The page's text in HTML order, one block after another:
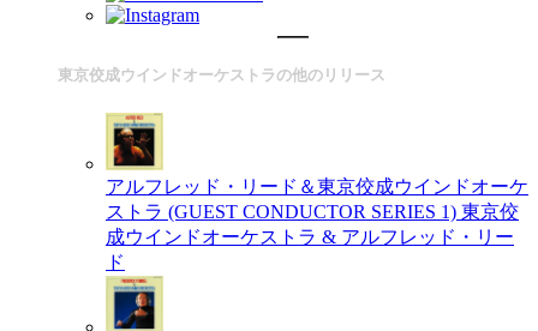
東京佼成ウインドオーケストラの他のリリース
アルフレッド・リード＆東京佼成ウインドオーケ
ストラ (GUEST CONDUCTOR SERIES 1) 東京佼
成ウインドオーケストラ & アルフレッド・リー
ド